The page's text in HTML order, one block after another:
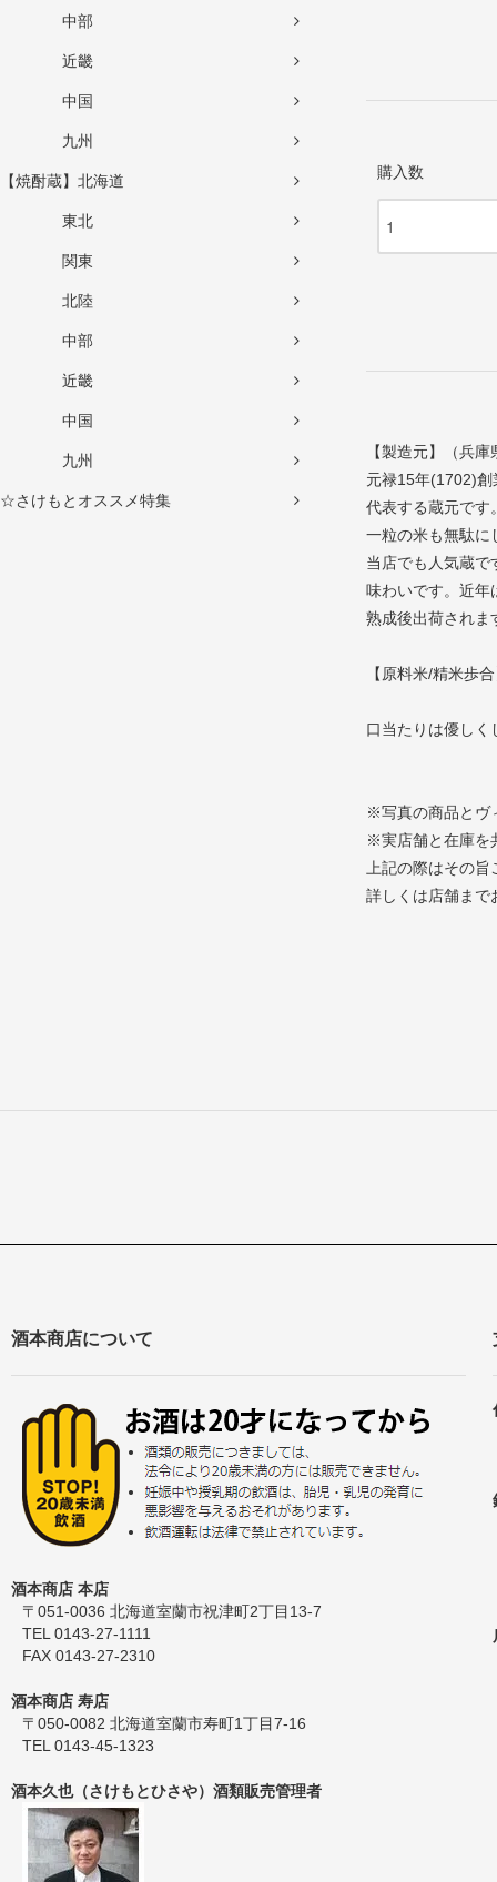
中部
近畿
中国
九州
【焼酎蔵】北海道
東北
関東
北陸
中部
近畿
中国
九州
☆さけもとオススメ特集
購入数
【製造元】（兵
元禄15年(1702)
代表する蔵元です
一粒の米も無駄に
当店でも人気蔵で
味わいです。近年
熟成後出荷されま
【原料米/精米歩
口当たりは優しく
※写真の商品とヴ
※実店舗と在庫を
上記の際はその
詳しくは店舗まで
酒本商店について
酒本商店 本店
〒051-0036 北海道室蘭市祝津町2丁目13-7
TEL 0143-27-1111
FAX 0143-27-2310
酒本商店 寿店
〒050-0082 北海道室蘭市寿町1丁目7-16
TEL 0143-45-1323
酒本久也（さけもとひさや）酒類販売管理者